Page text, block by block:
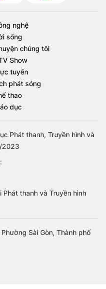
nghệ
sống
chúng tôi
Show
tuyến
phát sóng
thao
dục
Phát thanh, Truyền hình và
2023
thanh và Truyền hình
Sài Gòn, Thành phố